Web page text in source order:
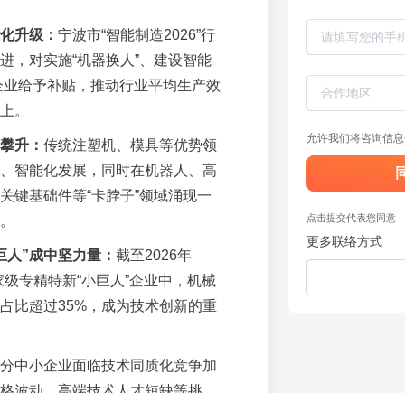
升级： 宁波市“智能制造2026”行
，对实施“机器换人”、建设智能
给予补贴，推动行业平均生产效
。
升： 传统注塑机、模具等优势领
智能化发展，同时在机器人、高
键基础件等“卡脖子”领域涌现一
人”成中坚力量： 截至2026年
专精特新“小巨人”企业中，机械
比超过35%，成为技术创新的重
中小企业面临技术同质化竞争加
允许我们将咨询信
点击提交代表您同意
更多联络方式